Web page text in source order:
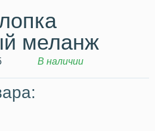
меланж
В наличии